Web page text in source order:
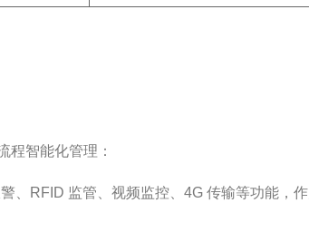
程智能化管理：
、RFID 监管、视频监控、4G 传输等功能，